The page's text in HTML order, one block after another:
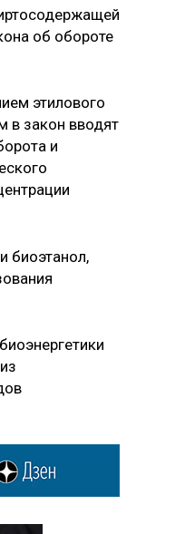
об обороте
этилового
в закон вводят
и
биоэтанол,